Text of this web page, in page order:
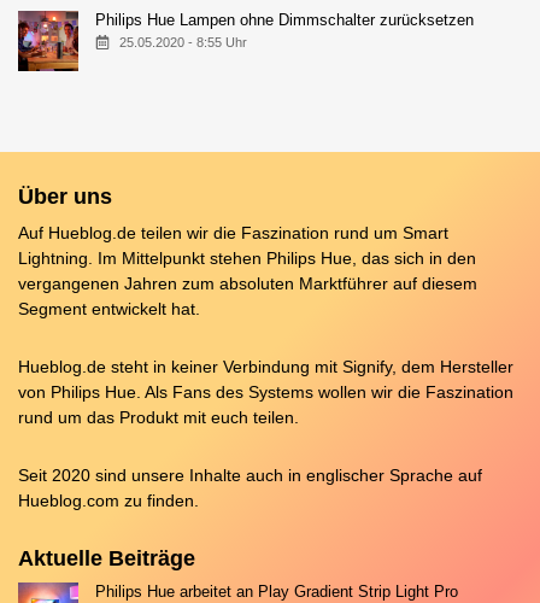
Philips Hue Lampen ohne Dimmschalter zurücksetzen
25.05.2020 - 8:55 Uhr
Über uns
Auf Hueblog.de teilen wir die Faszination rund um Smart
Lightning. Im Mittelpunkt stehen Philips Hue, das sich in den
vergangenen Jahren zum absoluten Marktführer auf diesem
Segment entwickelt hat.
Hueblog.de steht in keiner Verbindung mit Signify, dem Hersteller
von Philips Hue. Als Fans des Systems wollen wir die Faszination
rund um das Produkt mit euch teilen.
Seit 2020 sind unsere Inhalte auch in englischer Sprache auf
Hueblog.com zu finden.
Aktuelle Beiträge
Philips Hue arbeitet an Play Gradient Strip Light Pro